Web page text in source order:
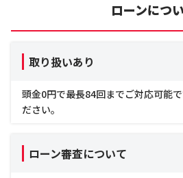
ローンにつ
取り扱いあり
頭金0円で最長84回までご対応可能
ださい。
ローン審査について